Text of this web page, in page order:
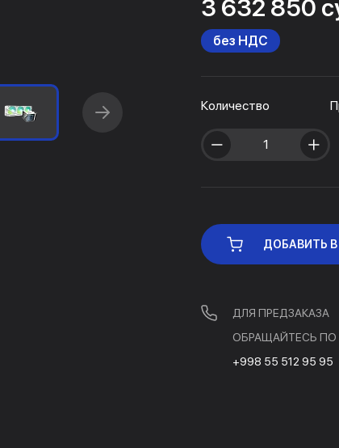
3 632 850
без НДС
Количество
ДОБАВИТЬ
ДЛЯ ПРЕДЗАКАЗА
ОБРАЩАЙТЕСЬ ПО
+998 55 512 95 95